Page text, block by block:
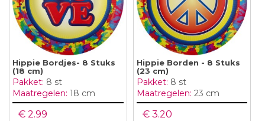
Hippie Bordjes- 8 Stuks
(18 cm)
Pakket: 8 st
Maatregelen: 18 cm
€ 2.99
Hippie Borden - 8 Stuks
(23 cm)
Pakket: 8 st
Maatregelen: 23 cm
€ 3.20